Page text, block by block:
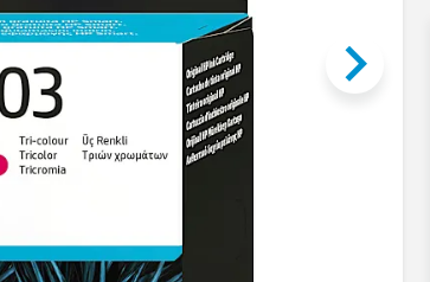
keyboard_arrow_right